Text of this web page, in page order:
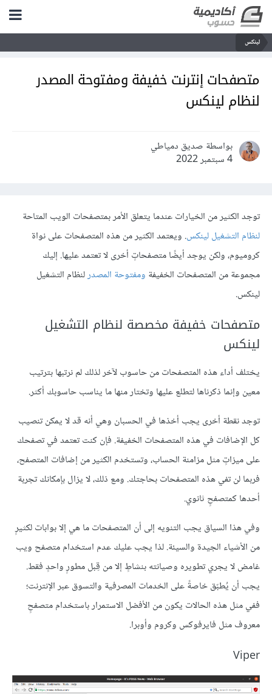
لينكس
متصفحات إنترنت خفيفة ومفتوحة المصدر
لنظام لينكس
بواسطة صديق دمياطي
4 سبتمبر 2022
توجد الكثير من الخيارات عندما يتعلق الأمر بمتصفحات الويب المتاحة
لنظام التشغيل لينكس. ويعتمد الكثير من هذه المتصفحات على نواة
كروميوم، ولكن يوجد أيضًا متصفحاتٍ أخرى لا تعتمد عليها. إليك
مجموعة من المتصفحات الخفيفة ومفتوحة المصدرلنظام التشغيل
لينكس.
متصفحات خفيفة مخصصة لنظام التشغيل
لينكس
يختلف أداء هذه المتصفحات من حاسوب ﻵخر لذلك لم نرتبها بترتيب
معين وإنما ذكرناها لتطلع عليها وتختار منها ما يناسب حاسوبك أكثر.
توجد نقطة أخرى يجب أخذها في الحسبان وهي أنه قد لا يمكن تنصيب
كل الإضافات في هذه المتصفحات الخفيفة. فإن كنت تعتمد في تصفحك
على ميزاتٍ مثل مزامنة الحساب، وتستخدم الكثير من إضافات المتصفح،
فربما لن تفي هذه المتصفحات بحاجتك. ومع ذلك، لا يزال بإمكانك تجربة
أحدها كمتصفحٍ ثانوي.
وفي هذا السياق يجب التنويه إلى أن المتصفحات ما هي إلا بوابات لكثيرٍ
من الأشياء الجيدة والسيئة. لذا يجب عليك عدم استخدام متصفح ويب
غامض لا يجري تطويره وصيانته بنشاطٍ إلا من قِبل مطورٍ واحدٍ فقط.
يجب أن يُطبّق خاصةً على الخدمات المصرفية والتسوق عبر الإنترنت؛
ففي مثل هذه الحالات يكون من الأفضل الاستمرار باستخدام متصفحٍ
معروف مثل فايرفوكس وكروم وأوبرا.
Viper